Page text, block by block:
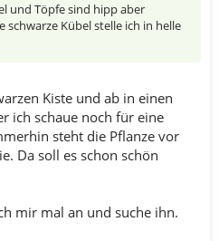
und Töpfe sind hipp aber
Kübel stelle ich in helle
Kiste und ab in einen
ich schaue noch für eine
steht die Pflanze vor
Da soll es schon schön
mir mal an und suche ihn.